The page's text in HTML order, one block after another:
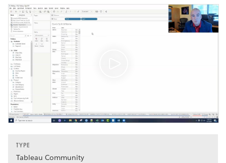
TYPE
Tableau Community